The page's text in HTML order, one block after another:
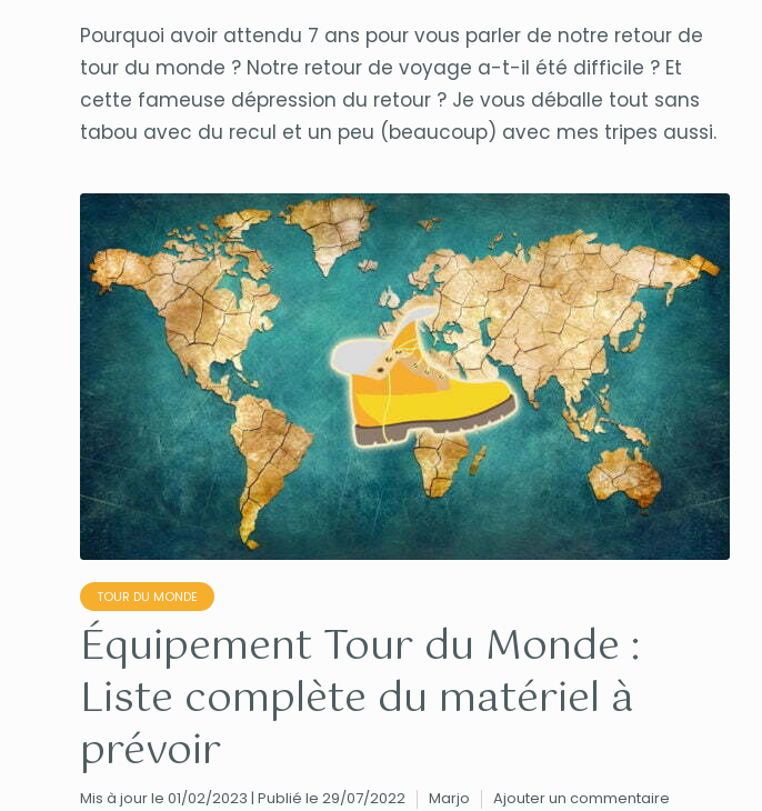
Pourquoi avoir attendu 7 ans pour vous parler de notre retour de
tour du monde ? Notre retour de voyage a-t-il été difficile ? Et
cette fameuse dépression du retour ? Je vous déballe tout sans
tabou avec du recul et un peu (beaucoup) avec mes tripes aussi.
TOUR DU MONDE
Équipement Tour du Monde :
Liste complète du matériel à
prévoir
Mis à jour le 01/02/2023 | Publié le 29/07/2022 Marjo Ajouter un commentaire